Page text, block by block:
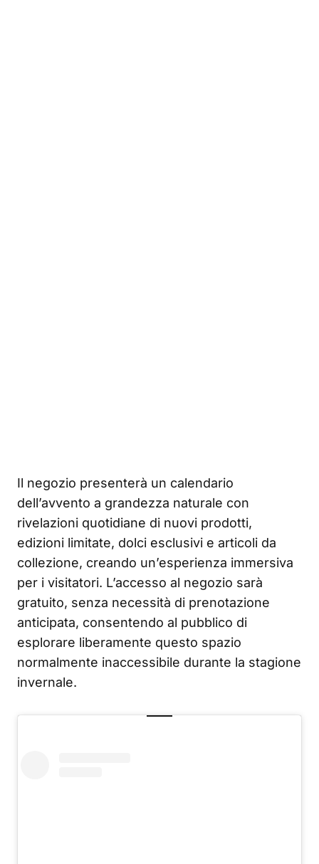
Il negozio presenterà un calendario
dell’avvento a grandezza naturale con
rivelazioni quotidiane di nuovi prodotti,
edizioni limitate, dolci esclusivi e articoli da
collezione, creando un’esperienza immersiva
per i visitatori. L’accesso al negozio sarà
gratuito, senza necessità di prenotazione
anticipata, consentendo al pubblico di
esplorare liberamente questo spazio
normalmente inaccessibile durante la stagione
invernale.